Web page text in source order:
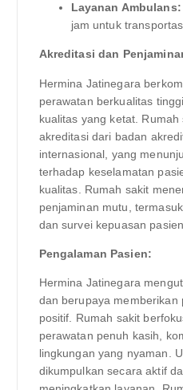
Layanan Ambulans:
jam untuk
Akreditasi dan
Hermina Jatinegara
perawatan berkualitas
kualitas yang ketat.
akreditasi dari badan
internasional, yang
terhadap keselamatan
kualitas. Rumah sakit
penjaminan mutu,
dan survei kepuasan pasien.
Pengalaman Pasien:
Hermina Jatinegara
dan berupaya memberikan
positif. Rumah sakit
perawatan penuh kasih,
lingkungan yang nyaman.
dikumpulkan secara aktif